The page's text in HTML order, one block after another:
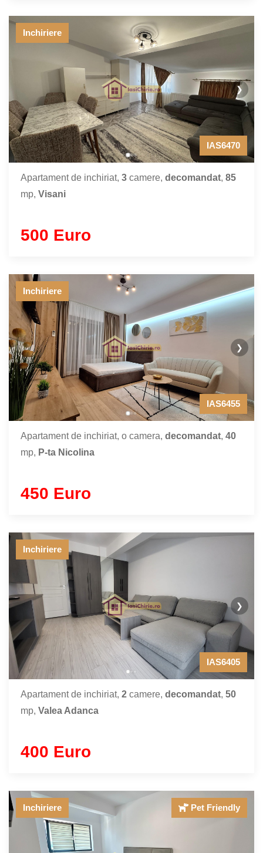
❯
Inchiriere
IAS6470
Apartament de inchiriat, 3 camere, decomandat, 85
mp, Visani
500 Euro
❯
Inchiriere
IAS6455
Apartament de inchiriat, o camera, decomandat, 40
mp, P-ta Nicolina
450 Euro
❯
Inchiriere
IAS6405
Apartament de inchiriat, 2 camere, decomandat, 50
mp, Valea Adanca
400 Euro
Inchiriere Pet Friendly